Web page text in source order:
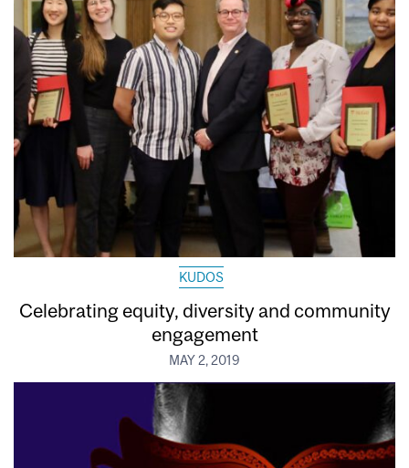
KUDOS
Celebrating equity, diversity and community
engagement
MAY 2, 2019